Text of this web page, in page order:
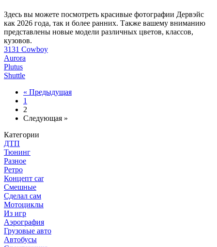
Здесь вы можете посмотреть красивые фотографии Дервэйс
как 2026 года, так и более ранних. Также вашему вниманию
представлены новые модели различных цветов, классов,
кузовов.
3131 Cowboy
Aurora
Plutus
Shuttle
« Предыдущая
1
2
Следующая »
Категории
ДТП
Тюнинг
Разное
Ретро
Концепт car
Смешные
Сделал сам
Мотоциклы
Из игр
Аэрография
Грузовые авто
Автобусы